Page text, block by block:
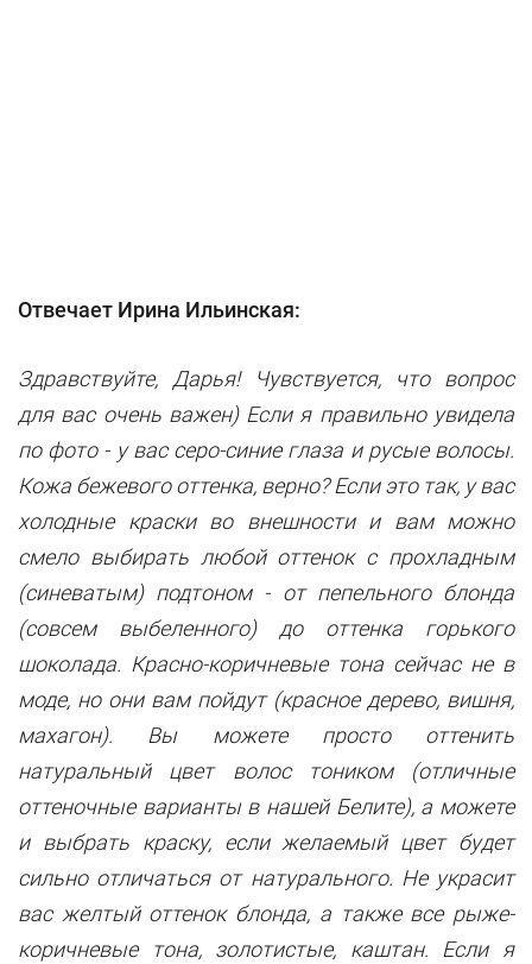
Отвечает Ирина Ильинская:
Здравствуйте, Дарья! Чувствуется, что вопрос
для вас очень важен) Если я правильно увидела
по фото - у вас серо-синие глаза и русые волосы.
Кожа бежевого оттенка, верно? Если это так, у вас
холодные краски во внешности и вам можно
смело выбирать любой оттенок с прохладным
(синеватым) подтоном - от пепельного блонда
(совсем выбеленного) до оттенка горького
шоколада. Красно-коричневые тона сейчас не в
моде, но они вам пойдут (красное дерево, вишня,
махагон). Вы можете просто оттенить
натуральный цвет волос тоником (отличные
оттеночные варианты в нашей Белите), а можете
и выбрать краску, если желаемый цвет будет
сильно отличаться от натурального. Не украсит
вас желтый оттенок блонда, а также все рыже-
коричневые тона, золотистые, каштан. Если я